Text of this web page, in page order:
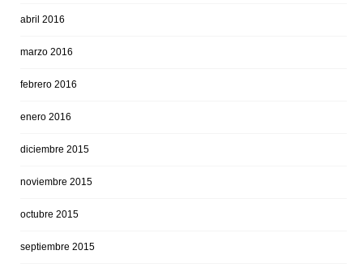
abril 2016
marzo 2016
febrero 2016
enero 2016
diciembre 2015
noviembre 2015
octubre 2015
septiembre 2015